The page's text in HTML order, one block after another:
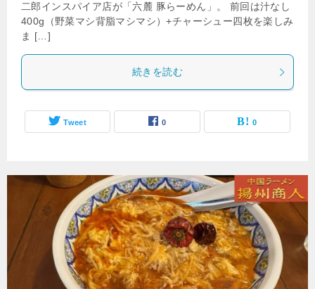
二郎インスパイア店が「六麓 豚らーめん」。 前回は汁なし
400g（野菜マシ背脂マシマシ）+チャーシュー四枚を楽しみ
ま […]
続きを読む
Tweet 0 0